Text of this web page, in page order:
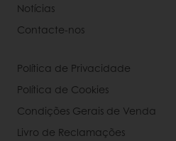
Notícias
Contacte-nos
Política de Privacidade
Política de Cookies
Condições Gerais de Venda
Livro de Reclamações